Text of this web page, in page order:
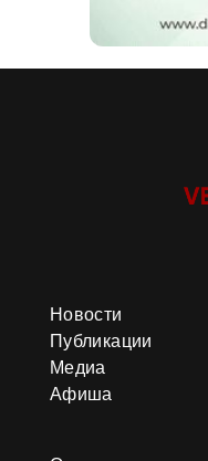
Новости
Публикации
Медиа
Афиша